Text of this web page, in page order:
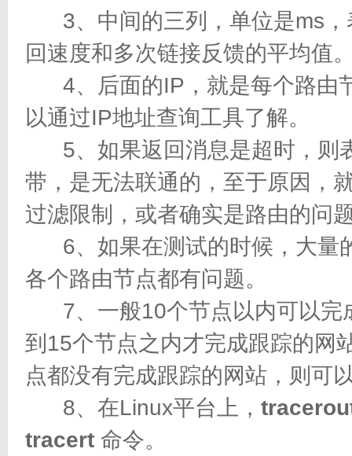
3、中间的三列，单位是ms，
回速度和多次链接反馈的平均值
4、后面的IP，就是每个路由
以通过IP地址查询工具了解。
5、如果返回消息是超时，则
带，是无法联通的，至于原因，
过滤限制，或者确实是路由的问
6、如果在测试的时候，大量
各个路由节点都有问题。
7、一般10个节点以内可以完
到15个节点之内才完成跟踪的网
点都没有完成跟踪的网站，则可
8、在Linux平台上，
tracert 命令。